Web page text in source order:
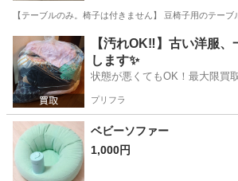
【テーブルのみ。椅子は付きません】 豆椅子用のテー
神奈川 茅ヶ崎市 茅ケ崎駅 ベビー用品
【汚れOK‼️】古い洋服
します✨
状態が悪くてもOK！最大限買
プリフラ
ベビーソファー
1,000円